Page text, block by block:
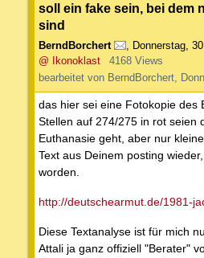
soll ein fake sein, bei dem
sind
BerndBorchert , Donnerstag,
@ Ikonoklast
4168 Views
bearbeitet von BerndBorchert,
das hier sei eine Fotokopie des
Stellen auf 274/275 in rot seien
Euthanasie geht, aber nur
Text aus Deinem posting
worden.
http://deutschearmut.de/1981-
Diese Textanalyse ist für mich
Attali ja ganz offiziell "Berater"